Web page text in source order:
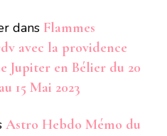
dans Flammes
avec la providence
Jupiter en Bélier du 20
15 Mai 2023
Astro Hebdo Mémo du